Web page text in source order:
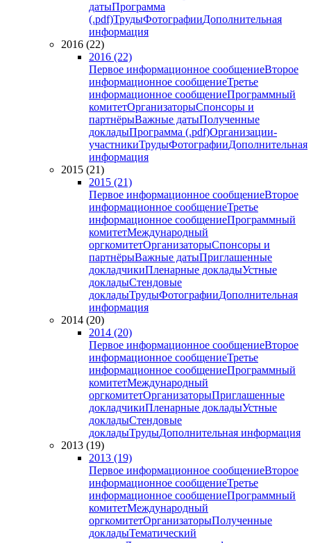
датыПрограмма
(.pdf)ТрудыФотографииДополнительная
информация
2016 (22)
2016 (22)
Первое информационное сообщениеВторое
информационное сообщениеТретье
информационное сообщениеПрограммный
комитетОрганизаторыСпонсоры и
партнёрыВажные датыПолученные
докладыПрограмма (.pdf)Организации-
участникиТрудыФотографииДополнительная
информация
2015 (21)
2015 (21)
Первое информационное сообщениеВторое
информационное сообщениеТретье
информационное сообщениеПрограммный
комитетМеждународный
оргкомитетОрганизаторыСпонсоры и
партнёрыВажные датыПриглашенные
докладчикиПленарные докладыУстные
докладыСтендовые
докладыТрудыФотографииДополнительная
информация
2014 (20)
2014 (20)
Первое информационное сообщениеВторое
информационное сообщениеТретье
информационное сообщениеПрограммный
комитетМеждународный
оргкомитетОрганизаторыПриглашенные
докладчикиПленарные докладыУстные
докладыСтендовые
докладыТрудыДополнительная информация
2013 (19)
2013 (19)
Первое информационное сообщениеВторое
информационное сообщениеТретье
информационное сообщениеПрограммный
комитетМеждународный
оргкомитетОрганизаторыПолученные
докладыТематический